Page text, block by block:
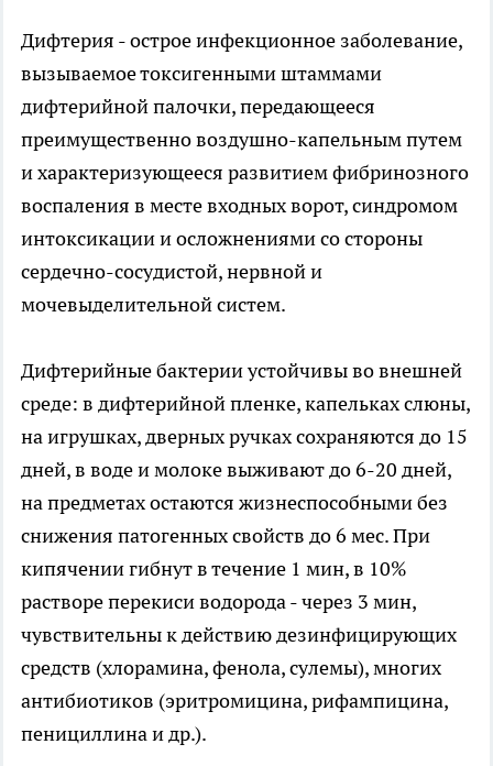
Дифтерия - острое инфекционное заболевание,
вызываемое токсигенными штаммами
дифтерийной палочки, передающееся
преимущественно воздушно-капельным путем
и характеризующееся развитием фибринозного
воспаления в месте входных ворот, синдромом
интоксикации и осложнениями со стороны
сердечно-сосудистой, нервной и
мочевыделительной систем.
Дифтерийные бактерии устойчивы во внешней
среде: в дифтерийной пленке, капельках слюны,
на игрушках, дверных ручках сохраняются до 15
дней, в воде и молоке выживают до 6-20 дней,
на предметах остаются жизнеспособными без
снижения патогенных свойств до 6 мес. При
кипячении гибнут в течение 1 мин, в 10%
растворе перекиси водорода - через 3 мин,
чувствительны к действию дезинфицирующих
средств (хлорамина, фенола, сулемы), многих
антибиотиков (эритромицина, рифампицина,
пенициллина и др.).